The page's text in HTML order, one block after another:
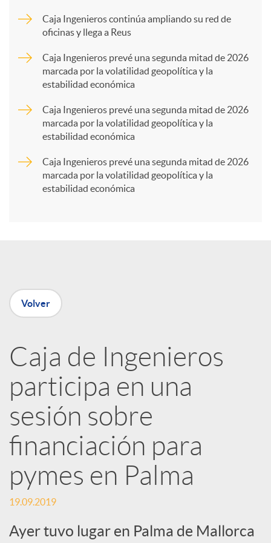
p
a
n
e
d
e
s
S
Caja Ingenieros continúa ampliando su red de
oficinas y llega a Reus
Caja Ingenieros prevé una segunda mitad de 2026
marcada por la volatilidad geopolítica y la
estabilidad económica
Caja Ingenieros prevé una segunda mitad de 2026
marcada por la volatilidad geopolítica y la
estabilidad económica
Caja Ingenieros prevé una segunda mitad de 2026
marcada por la volatilidad geopolítica y la
estabilidad económica
Volver
Caja de Ingenieros
participa en una
sesión sobre
financiación para
pymes en Palma
19.09.2019
Ayer tuvo lugar en Palma de Mallorca